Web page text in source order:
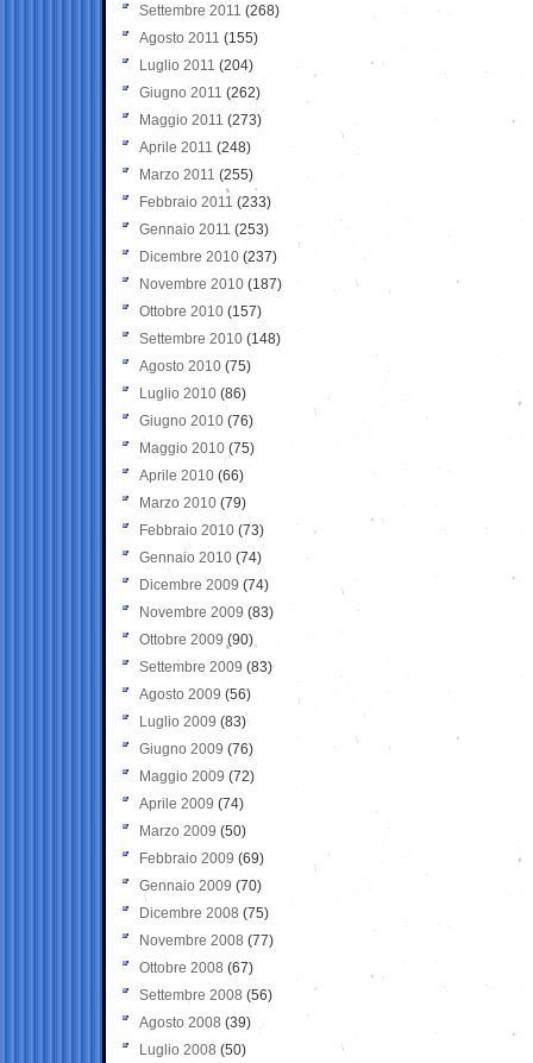
Settembre 2011 (268)
Agosto 2011 (155)
Luglio 2011 (204)
Giugno 2011 (262)
Maggio 2011 (273)
Aprile 2011 (248)
Marzo 2011 (255)
Febbraio 2011 (233)
Gennaio 2011 (253)
Dicembre 2010 (237)
Novembre 2010 (187)
Ottobre 2010 (157)
Settembre 2010 (148)
Agosto 2010 (75)
Luglio 2010 (86)
Giugno 2010 (76)
Maggio 2010 (75)
Aprile 2010 (66)
Marzo 2010 (79)
Febbraio 2010 (73)
Gennaio 2010 (74)
Dicembre 2009 (74)
Novembre 2009 (83)
Ottobre 2009 (90)
Settembre 2009 (83)
Agosto 2009 (56)
Luglio 2009 (83)
Giugno 2009 (76)
Maggio 2009 (72)
Aprile 2009 (74)
Marzo 2009 (50)
Febbraio 2009 (69)
Gennaio 2009 (70)
Dicembre 2008 (75)
Novembre 2008 (77)
Ottobre 2008 (67)
Settembre 2008 (56)
Agosto 2008 (39)
Luglio 2008 (50)